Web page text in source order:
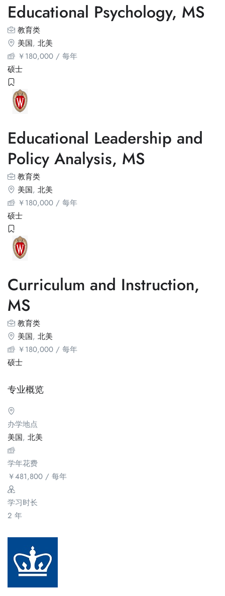
Educational Psychology, MS
教育类
美国, 北美
￥180,000 / 每年
硕士
Educational Leadership and
Policy Analysis, MS
教育类
美国, 北美
￥180,000 / 每年
硕士
Curriculum and Instruction,
MS
教育类
美国, 北美
￥180,000 / 每年
硕士
专业概览
办学地点
美国, 北美
学年花费
￥481,800 / 每年
学习时长
2 年